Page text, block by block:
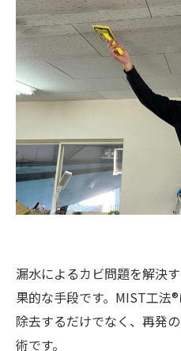
漏水によるカビ問題を解決
果的な手段です。MIST工法
除去するだけでなく、再発
術です。